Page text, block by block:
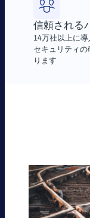
信頼される
14万社以上に
セキュリティ
ります